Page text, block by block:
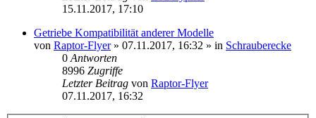
15.11.2017, 17:10
Getriebe Kompatibilität anderer Modelle
von Raptor-Flyer» 07.11.2017, 16:32 » in Schrauberecke
0 Antworten
8996 Zugriffe
Letzter Beitrag von Raptor-Flyer
07.11.2017, 16:32